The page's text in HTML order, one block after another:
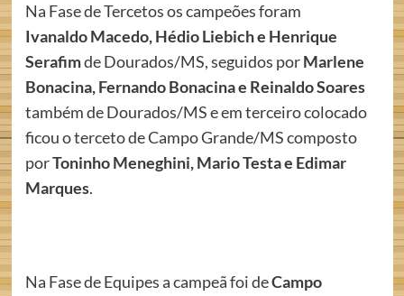
Na Fase de Tercetos os campeões foram
Ivanaldo Macedo, Hédio Liebich e Henrique
Serafimde Dourados/MS, seguidos porMarlene
Bonacina, FernandoBonacina e Reinaldo Soares
também de Dourados/MS e em terceiro colocado
ficou o terceto de Campo Grande/MS composto
porToninho Meneghini, Mario Testa e Edimar
Marques.
Na Fase de Equipes a campeã foi deCampo